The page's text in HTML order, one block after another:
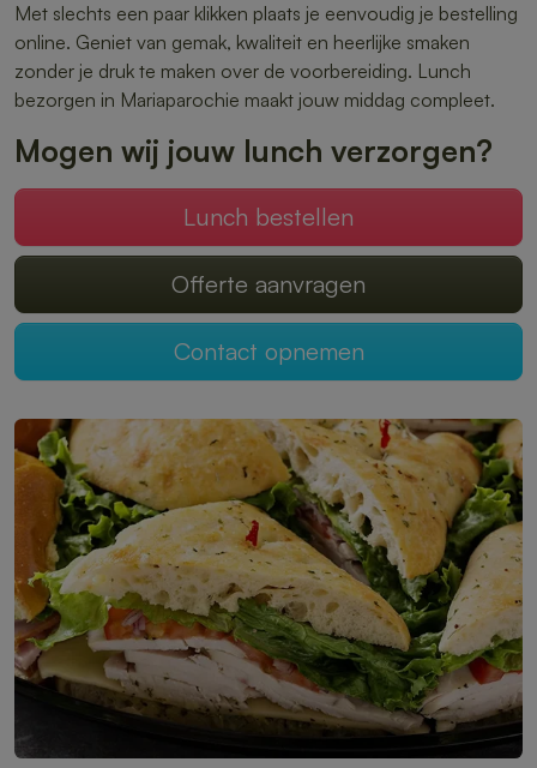
Met slechts een paar klikken plaats je eenvoudig je bestelling
online. Geniet van gemak, kwaliteit en heerlijke smaken
zonder je druk te maken over de voorbereiding. Lunch
bezorgen in Mariaparochie maakt jouw middag compleet.
Mogen wij jouw lunch verzorgen?
Lunch bestellen
Offerte aanvragen
Contact opnemen